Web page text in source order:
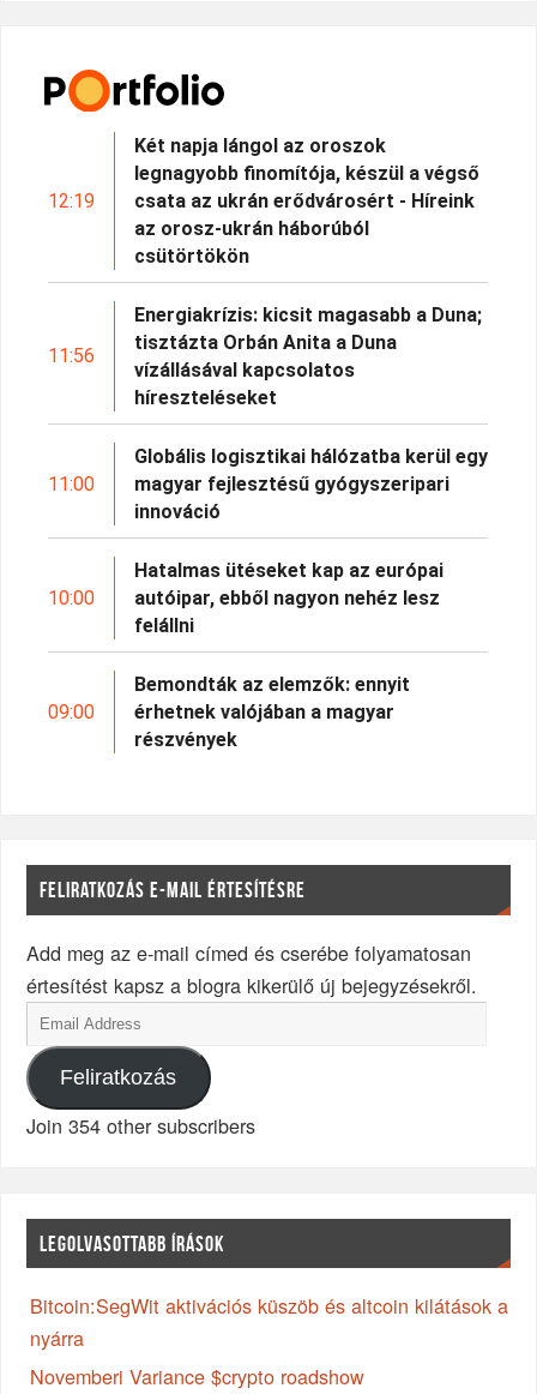
12:19
Két napja lángol az oroszok
legnagyobb finomítója, készül a végső
csata az ukrán erődvárosért - Híreink
az orosz-ukrán háborúból
csütörtökön
11:56
Energiakrízis: kicsit magasabb a Duna;
tisztázta Orbán Anita a Duna
vízállásával kapcsolatos
híreszteléseket
11:00
Globális logisztikai hálózatba kerül egy
magyar fejlesztésű gyógyszeripari
innováció
10:00
Hatalmas ütéseket kap az európai
autóipar, ebből nagyon nehéz lesz
felállni
09:00
Bemondták az elemzők: ennyit
érhetnek valójában a magyar
részvények
FELIRATKOZÁS E-MAIL ÉRTESÍTÉSRE
Add meg az e-mail címed és cserébe folyamatosan
értesítést kapsz a blogra kikerülő új bejegyzésekről.
Feliratkozás
Join 354 other subscribers
LEGOLVASOTTABB ÍRÁSOK
Bitcoin:SegWit aktivációs küszöb és altcoin kilátások a
nyárra
Novemberi Variance $crypto roadshow